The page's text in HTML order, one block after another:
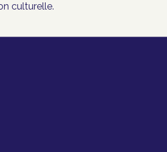
culturelle.